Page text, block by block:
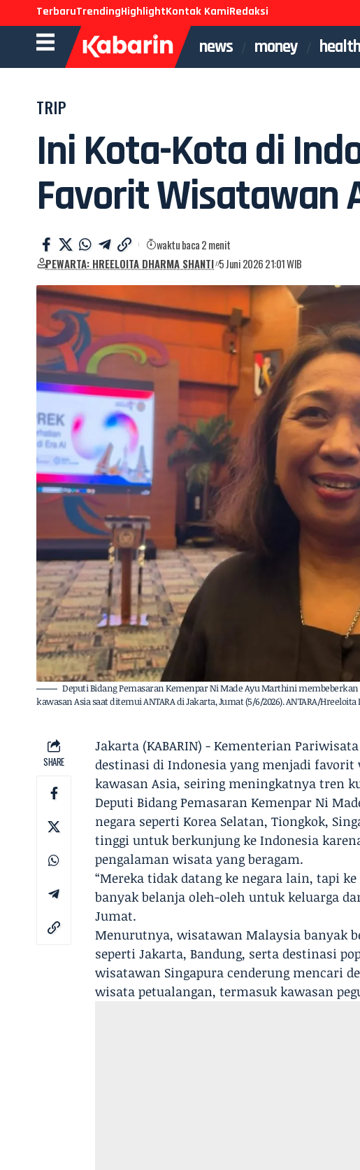
TerbaruTrendingHighlightKontak KamiRedaksi
news money health
TRIP
Ini Kota-Kota di
Favorit Wisatawan
PEWARTA: HREELOITA DHARMA SHANTI 5 Juni 2026 21:01 WIB
waktu baca 2 menit
Deputi Bidang Pemasaran Kemenpar Ni Made Ayu Marthini
kawasan Asia saat ditemui ANTARA di Jakarta, Jumat (5/6/2026). ANTARA/
SHARE
Jakarta (KABARIN) - Kementerian
destinasi di Indonesia yang menjadi
kawasan Asia, seiring meningkatnya tren
Deputi Bidang Pemasaran Kemenpar Ni
negara seperti Korea Selatan, Tiongkok,
tinggi untuk berkunjung ke Indonesia
pengalaman wisata yang beragam.
“Mereka tidak datang ke negara lain, tapi
banyak belanja oleh-oleh untuk keluarga
Jumat.
Menurutnya, wisatawan Malaysia banyak
seperti Jakarta, Bandung, serta destinasi
wisatawan Singapura cenderung mencari
wisata petualangan, termasuk kawasan